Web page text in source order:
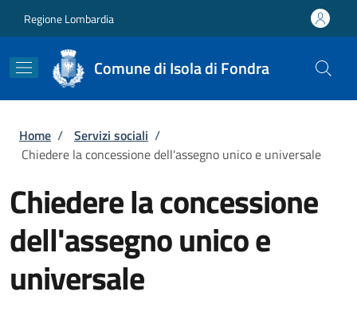
Regione Lombardia
Comune di Isola di Fondra
Briciole di pane
Home / Servizi sociali /
Chiedere la concessione dell'assegno unico e universale
Chiedere la concessione
dell'assegno unico e
universale